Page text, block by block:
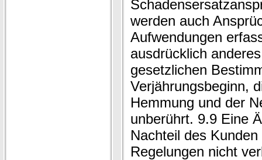
werden auch
Aufwendungen
ausdrücklich
gesetzlichen
Verjährungsbeginn,
Hemmung und der
unberührt. 9.9 Eine
Nachteil des
Regelungen nicht